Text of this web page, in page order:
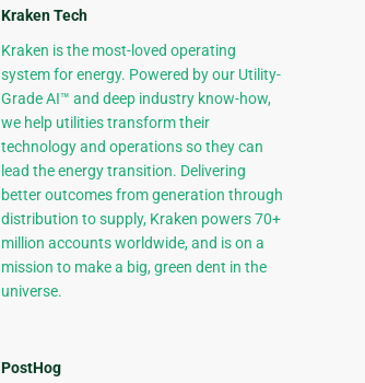
Kraken Tech
Kraken is the most-loved operating
system for energy. Powered by our Utility-
Grade AI™ and deep industry know-how,
we help utilities transform their
technology and operations so they can
lead the energy transition. Delivering
better outcomes from generation through
distribution to supply, Kraken powers 70+
million accounts worldwide, and is on a
mission to make a big, green dent in the
universe.
PostHog